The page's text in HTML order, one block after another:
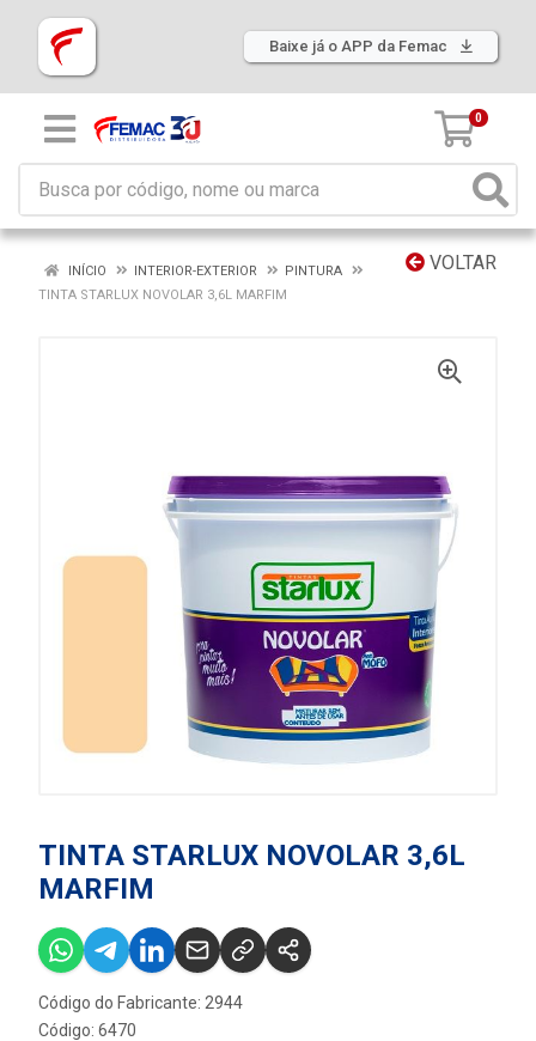
Baixe já o APP da Femac
0
VOLTAR
INÍCIO INTERIOR-EXTERIOR
PINTURA
TINTA STARLUX NOVOLAR 3,6L MARFIM
TINTA STARLUX NOVOLAR 3,6L
MARFIM
Código do Fabricante: 2944
Código: 6470